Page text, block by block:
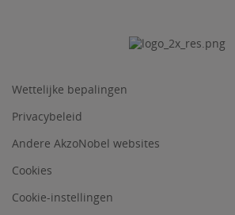
Wettelijke bepalingen
Privacybeleid
Andere AkzoNobel websites
Cookies
Cookie-instellingen